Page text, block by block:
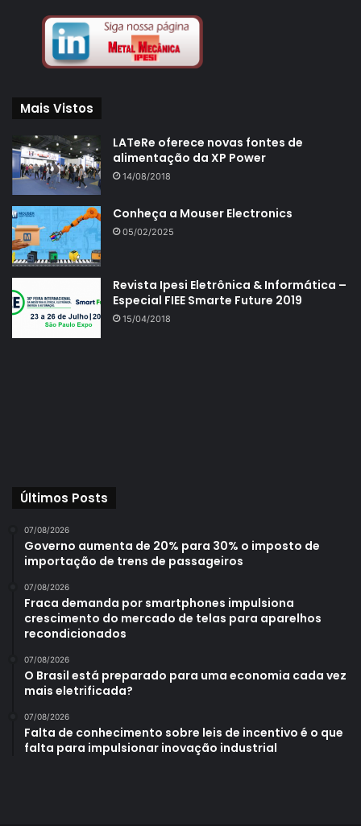
Mais Vistos
LATeRe oferece novas fontes de
alimentação da XP Power
14/08/2018
Conheça a Mouser Electronics
05/02/2025
Revista Ipesi Eletrônica & Informática –
Especial FIEE Smarte Future 2019
15/04/2018
Últimos Posts
07/08/2026
Governo aumenta de 20% para 30% o imposto de
importação de trens de passageiros
07/08/2026
Fraca demanda por smartphones impulsiona
crescimento do mercado de telas para aparelhos
recondicionados
07/08/2026
O Brasil está preparado para uma economia cada vez
mais eletrificada?
07/08/2026
Falta de conhecimento sobre leis de incentivo é o que
falta para impulsionar inovação industrial